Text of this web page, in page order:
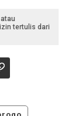
tertulis dari